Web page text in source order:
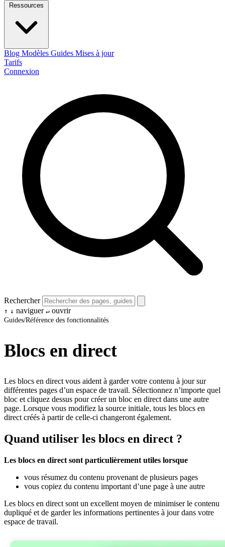
Blog Modèles Guides Mises à jour
Tarifs
Connexion
Rechercher
↑ ↓ naviguer ↵ ouvrir
Guides/Référence des fonctionnalités
Blocs en direct
Les blocs en direct vous aident à garder votre contenu à jour sur
différentes pages d’un espace de travail. Sélectionnez n’importe quel
bloc et cliquez dessus pour créer un bloc en direct dans une autre
page. Lorsque vous modifiez la source initiale, tous les blocs en
direct créés à partir de celle-ci changeront également.
Quand utiliser les blocs en direct ?
Les blocs en direct sont particulièrement utiles lorsque
vous résumez du contenu provenant de plusieurs pages
vous copiez du contenu important d’une page à une autre
Les blocs en direct sont un excellent moyen de minimiser le contenu
dupliqué et de garder les informations pertinentes à jour dans votre
espace de travail.